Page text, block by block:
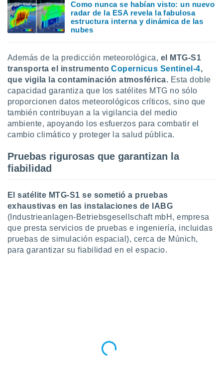
utilizar
crear un
uso de
la
contenido
medir el
de la
el
o a través
de
de
uso de
con el
Como nunca se habían visto: un nuevo
radar de la ESA revela la fabulosa
estructura interna y dinámica de las
nubes
Además de la predicción meteorológica, el MTG-S1
transporta el instrumentoCopernicus Sentinel-4,
que vigila la contaminación atmosférica. Esta doble
capacidad garantiza que los satélites MTG no sólo
proporcionen datos meteorológicos críticos, sino que
también contribuyan a la vigilancia del medio
ambiente, apoyando los esfuerzos para combatir el
cambio climático y proteger la salud pública.
Pruebas rigurosas que garantizan la
fiabilidad
El satélite MTG-S1 se sometió a pruebas
exhaustivas en las instalaciones de IABG
(Industrieanlagen-Betriebsgesellschaft mbH, empresa
que presta servicios de pruebas e ingeniería, incluidas
pruebas de simulación espacial), cerca de Múnich,
para garantizar su fiabilidad en el espacio.